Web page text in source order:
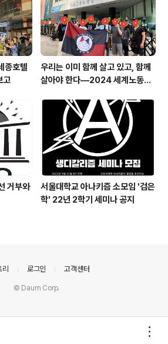
종호텔
고
우리는 이미 함께 살고 있고, 함께
살아야 한다―2024 세계노동절
거부와
서울대학교 아나키즘 소모임 '검은
학' 22년 2학기 세미나 공지
리 로그인 고객센터
© Daum Corp.